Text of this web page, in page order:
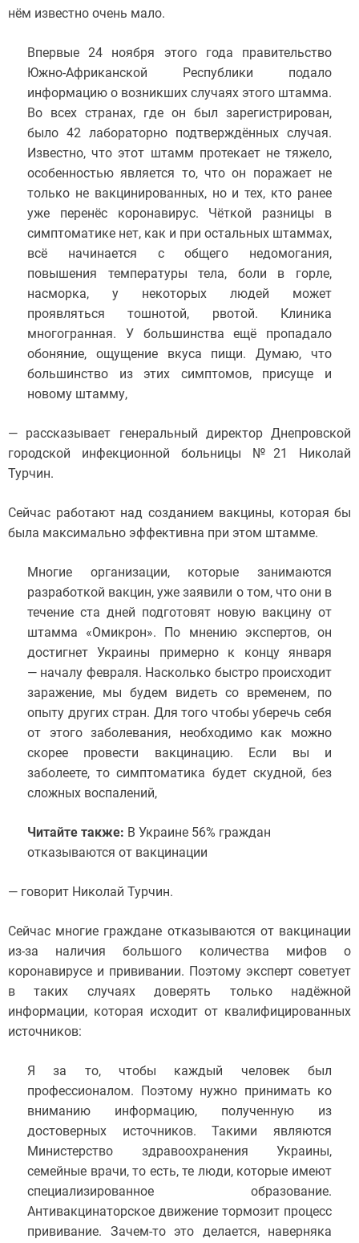
нём известно очень мало.
Впервые 24 ноября этого года правительство
Южно-Африканской Республики подало
информацию о возникших случаях этого штамма.
Во всех странах, где он был зарегистрирован,
было 42 лабораторно подтверждённых случая.
Известно, что этот штамм протекает не тяжело,
особенностью является то, что он поражает не
только не вакцинированных, но и тех, кто ранее
уже перенёс коронавирус. Чёткой разницы в
симптоматике нет, как и при остальных штаммах,
всё начинается с общего недомогания,
повышения температуры тела, боли в горле,
насморка, у некоторых людей может
проявляться тошнотой, рвотой. Клиника
многогранная. У большинства ещё пропадало
обоняние, ощущение вкуса пищи. Думаю, что
большинство из этих симптомов, присуще и
новому штамму,
— рассказывает генеральный директор Днепровской
городской инфекционной больницы №21 Николай
Турчин.
Сейчас работают над созданием вакцины, которая бы
была максимально эффективна при этом штамме.
Многие организации, которые занимаются
разработкой вакцин, уже заявили о том, что они в
течение ста дней подготовят новую вакцину от
штамма «Омикрон». По мнению экспертов, он
достигнет Украины примерно к концу января
— началу февраля. Насколько быстро происходит
заражение, мы будем видеть со временем, по
опыту других стран. Для того чтобы уберечь себя
от этого заболевания, необходимо как можно
скорее провести вакцинацию. Если вы и
заболеете, то симптоматика будет скудной, без
сложных воспалений,
Читайте также: В Украине 56% граждан
отказываются от вакцинации
— говорит Николай Турчин.
Сейчас многие граждане отказываются от вакцинации
из-за наличия большого количества мифов о
коронавирусе и прививании. Поэтому эксперт советует
в таких случаях доверять только надёжной
информации, которая исходит от квалифицированных
источников:
Я за то, чтобы каждый человек был
профессионалом. Поэтому нужно принимать ко
вниманию информацию, полученную из
достоверных источников. Такими являются
Министерство здравоохранения Украины,
семейные врачи, то есть, те люди, которые имеют
специализированное образование.
Антивакцинаторское движение тормозит процесс
прививание. Зачем-то это делается, наверняка